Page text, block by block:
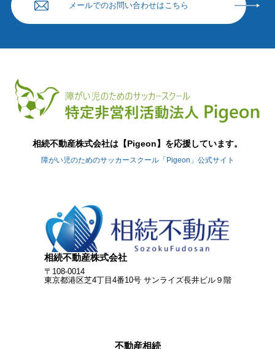
メールでのお問い合わせはこちら
相続不動産株式会社は【Pigeon】を応援しています。
障がい児のためのサッカースクール「Pigeon」公式サイト
相続不動産株式会社
〒108-0014
東京都港区芝4丁目4番10号 サンライズ長井ビル９階
不動産相続